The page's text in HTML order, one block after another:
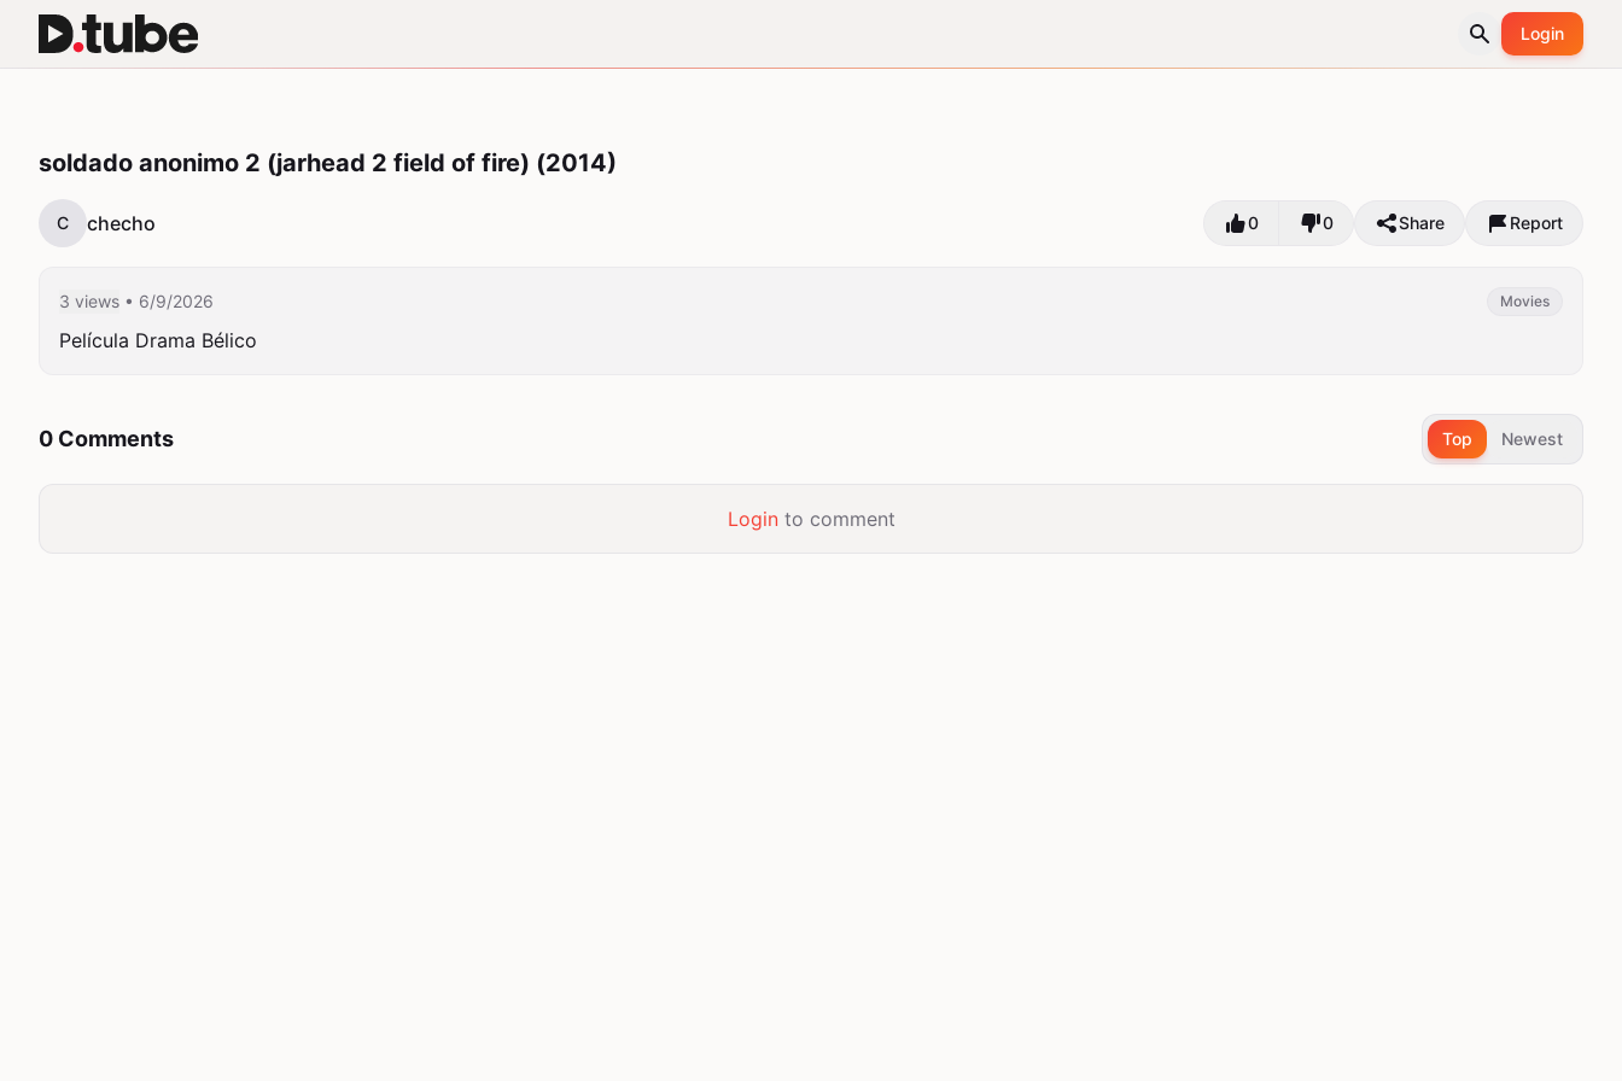
Login
soldado anonimo 2 (jarhead 2 field of fire) (2014)
C checho 0 0 Share Report
3 views • 6/9/2026 Movies
Película Drama Bélico
0 Comments Top Newest
Loginto comment